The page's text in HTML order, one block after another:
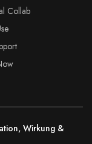
Collab
Wirkung &